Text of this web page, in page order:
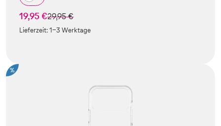
19,95 €statt
29,95 €
Lieferzeit:1-3 Werktage
%